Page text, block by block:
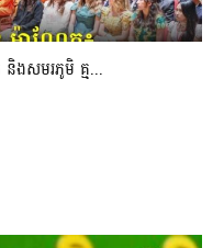
ងសមរភូមិ គ្ម...